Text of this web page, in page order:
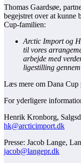
Thomas Gaardsøe,
begejstret over at kunne
Cup-familien:
Arctic Import og
til vores
arbejde med
ligestilling
Læs mere om Dana Cup
For yderligere
Henrik Kronborg,
hk@arcticimport.dk
Presse: Jacob Lange,
jacob@langepr.dk